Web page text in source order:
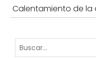
Calentamiento de